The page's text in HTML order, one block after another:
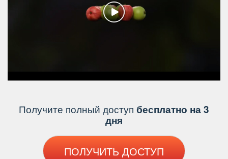
Получите полный доступ есплатно на 3
дня
ПОЛУЧИТЬ ДОСТУП